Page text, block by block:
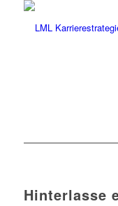
Hinterlasse